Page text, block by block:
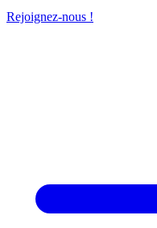
Rejoignez-nous !